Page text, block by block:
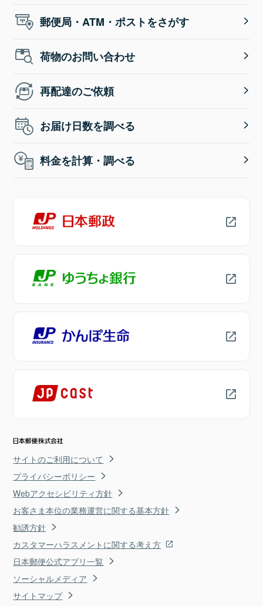
郵便局・ATM・ポストをさがす
荷物のお問い合わせ
再配達のご依頼
お届け日数を調べる
料金を計算・調べる
サイトのご利用について
プライバシーポリシー
Webアクセシビリティ方針
お客さま本位の業務運営に関する基本方針
勧誘方針
カスタマーハラスメントに関する考え方
日本郵便公式アプリ一覧
ソーシャルメディア
サイトマップ